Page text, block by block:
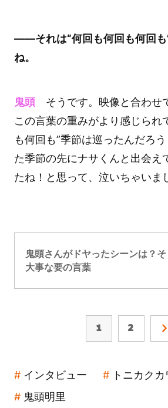
――それは“何回も何回も何回も
ね。
鬼頭そうです。映像と合わせ
この言葉の重みがより感じられ
も何回も”季節は巡ったんだろ
た季節の先にナサくんと出会え
たね！と思って、泣いちゃいま
鬼頭さんがドヤったシーンは？
大事な要の言葉
1 2
インタビュー
トニカクカ
鬼頭明里